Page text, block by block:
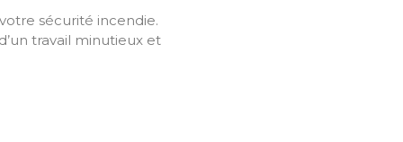
sécurité incendie.
travail minutieux et